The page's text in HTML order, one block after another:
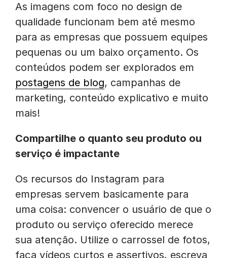
As imagens com foco no design de
qualidade funcionam bem até mesmo
para as empresas que possuem equipes
pequenas ou um baixo orçamento. Os
conteúdos podem ser explorados em
postagens de blog, campanhas de
marketing, conteúdo explicativo e muito
mais!
Compartilhe o quanto seu produto ou
serviço é impactante
Os recursos do Instagram para
empresas servem basicamente para
uma coisa: convencer o usuário de que o
produto ou serviço oferecido merece
sua atenção. Utilize o carrossel de fotos,
faça vídeos curtos e assertivos, escreva